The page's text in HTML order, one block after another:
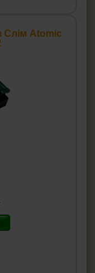
Слім Atomic